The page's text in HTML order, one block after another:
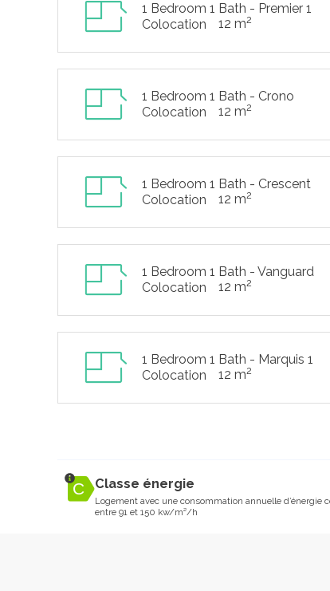
1 Bedroom 1 Bath - Premier 1
Colocation
12 m2
1 Bedroom 1 Bath - Crono
Colocation
12 m2
1 Bedroom 1 Bath - Crescent
Colocation
12 m2
1 Bedroom 1 Bath - Vanguard
Colocation
12 m2
1 Bedroom 1 Bath - Marquis 1
Colocation
12 m2
Classe énergie
Logement avec une consommation annuelle d’énergie
entre 91 et 150 kw/m²/h